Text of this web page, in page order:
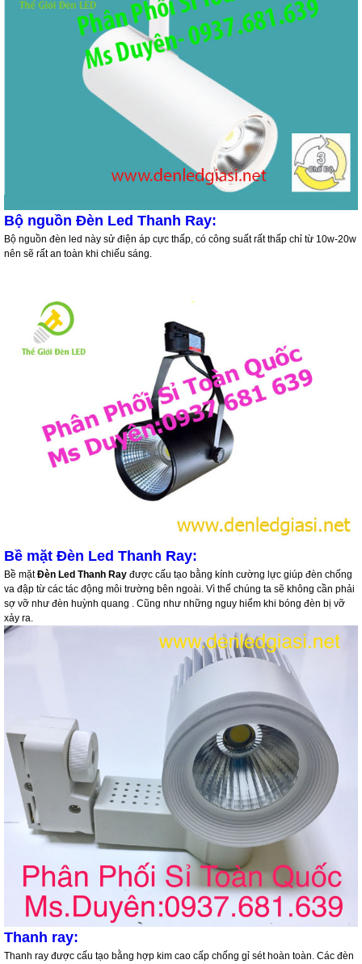
Bộ nguồn Đèn Led Thanh Ray:
Bộ nguồn đèn led này sử điện áp cực thấp, có công suất rất thấp chỉ từ 10w-20w
nên sẽ rất an toàn khi chiếu sáng.
Bề mặt Đèn Led Thanh Ray:
Bề mặtĐèn Led Thanh Ray được cấu tạo bằng kính cường lực giúp đèn chống
va đập từ các tác động môi trường bên ngoài. Vì thế chúng ta sẽ không cần phải
sợ vỡ như đèn huỳnh quang . Cũng như những nguy hiểm khi bóng đèn bị vỡ
xảy ra.
Thanh ray:
Thanh ray được cấu tạo bằng hợp kim cao cấp chống gỉ sét hoàn toàn. Các đèn